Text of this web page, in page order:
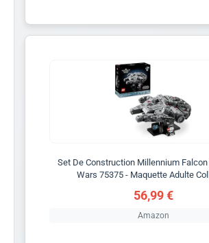
Set De Construction Millennium Falcon
Wars 75375 - Maquette Adulte
56,99 €
Amazon